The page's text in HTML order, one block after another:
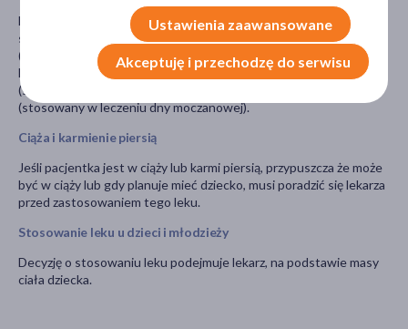
Ebilfumin może wchodzić w interakcje z innymi lekami,w
szczególności z takimi substancjami jak: chlorpropamid
(stosowany w leczeniu cukrzycy); metotreksat (stosowany w
leczeniu np. reumatoidalnego zapalenia stawów); fenylobutazon
(stosowany w leczeniu bólu i stanów zapalnych); probenecyd
(stosowany w leczeniu dny moczanowej).
Ciąża i karmienie piersią
Jeśli pacjentka jest w ciąży lub karmi piersią, przypuszcza że może
być w ciąży lub gdy planuje mieć dziecko, musi poradzić się lekarza
przed zastosowaniem tego leku.
Stosowanie leku u dzieci i młodzieży
Decyzję o stosowaniu leku podejmuje lekarz, na podstawie masy
ciała dziecka.
Ustawienia zaawansowane
Akceptuję i przechodzę do serwisu